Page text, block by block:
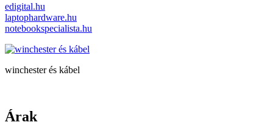
edigital.hu
laptophardware.hu
notebookspecialista.hu
winchester és kábel
Árak